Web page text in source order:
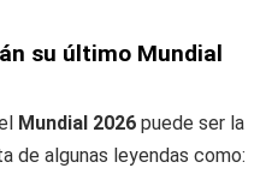
su último Mundial
Mundial 2026 puede ser la
de algunas leyendas como: